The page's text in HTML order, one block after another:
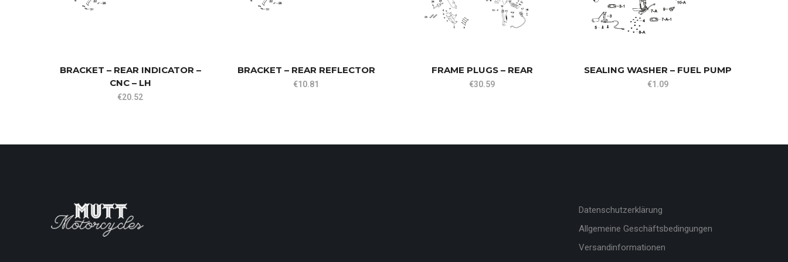
BRACKET – REAR INDICATOR –
CNC – LH
€20.52
BRACKET – REAR REFLECTOR
€10.81
FRAME PLUGS – REAR
€30.59
SEALING WASHER – FUEL PUMP
€1.09
Datenschutzerklärung
Allgemeine Geschäftsbedingungen
Versandinformationen